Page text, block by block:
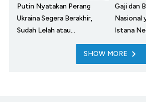
Putin Nyatakan Perang
Ukraina Segera Berakhir,
Sudah Lelah atau...
Gaji dan
Nasional
Istana
SHOW MORE